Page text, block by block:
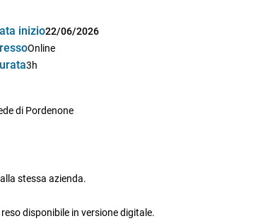
inizio22/06/2026
Online
3h
di Pordenone
stessa azienda.
disponibile in versione digitale.